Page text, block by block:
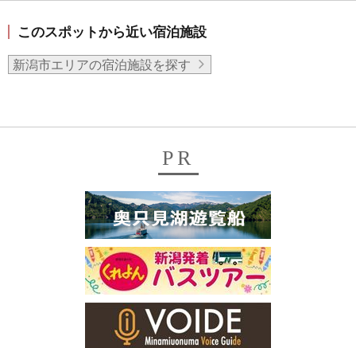
このスポットから近い宿泊施設
新潟市エリアの宿泊施設を探す
PR